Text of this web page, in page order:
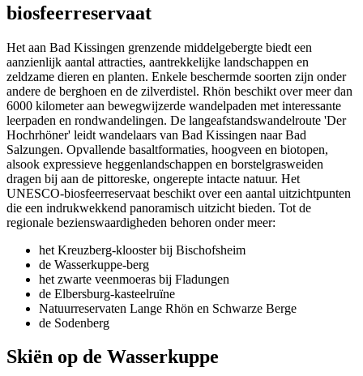
biosfeerreservaat
Het aan Bad Kissingen grenzende middelgebergte biedt een
aanzienlijk aantal attracties, aantrekkelijke landschappen en
zeldzame dieren en planten. Enkele beschermde soorten zijn onder
andere de berghoen en de zilverdistel. Rhön beschikt over meer dan
6000 kilometer aan bewegwijzerde wandelpaden met interessante
leerpaden en rondwandelingen. De langeafstandswandelroute 'Der
Hochrhöner' leidt wandelaars van Bad Kissingen naar Bad
Salzungen. Opvallende basaltformaties, hoogveen en biotopen,
alsook expressieve heggenlandschappen en borstelgrasweiden
dragen bij aan de pittoreske, ongerepte intacte natuur. Het
UNESCO-biosfeerreservaat beschikt over een aantal uitzichtpunten
die een indrukwekkend panoramisch uitzicht bieden. Tot de
regionale bezienswaardigheden behoren onder meer:
het Kreuzberg-klooster bij Bischofsheim
de Wasserkuppe-berg
het zwarte veenmoeras bij Fladungen
de Elbersburg-kasteelruïne
Natuurreservaten Lange Rhön en Schwarze Berge
de Sodenberg
Skiën op de Wasserkuppe